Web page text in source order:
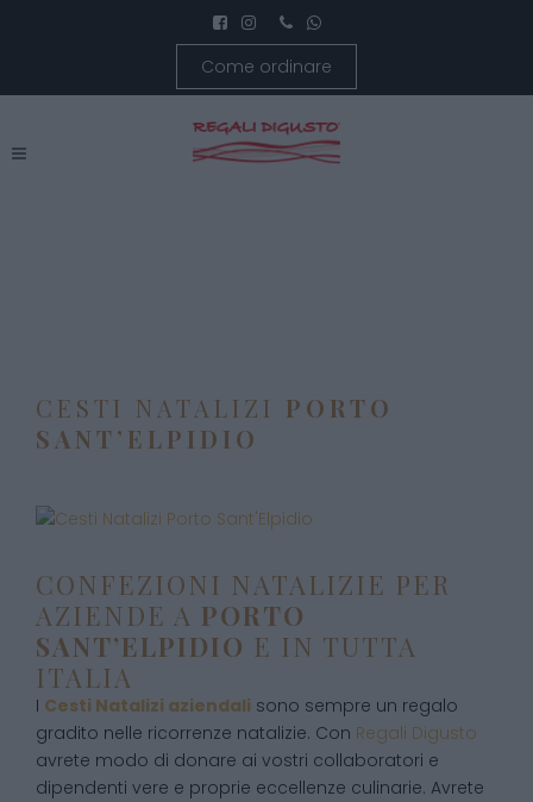
Come ordinare
CESTI NATALIZI PORTO
SANT’ELPIDIO
CONFEZIONI NATALIZIE PER
AZIENDE A PORTO
SANT’ELPIDIO E IN TUTTA
ITALIA
I Cesti Natalizi aziendali sono sempre un regalo
gradito nelle ricorrenze natalizie. Con Regali Digusto
avrete modo di donare ai vostri collaboratori e
dipendenti vere e proprie eccellenze culinarie. Avrete